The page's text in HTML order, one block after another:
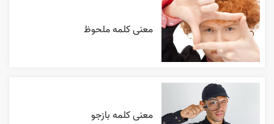
معنی کلمه ملحوظ
معنی کلمه بازجو